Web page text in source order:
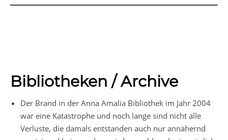
Bibliotheken / Archive
Der Brand in der Anna Amalia Bibliothek im Jahr 2004
war eine Katastrophe und noch lange sind nicht alle
Verluste, die damals entstanden auch nur annähernd